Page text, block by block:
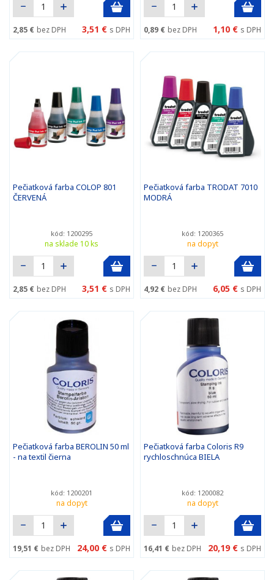
2,85 € bez DPH 3,51 € s DPH 0,89 € bez DPH 1,10 € s DPH
Pečiatková farba COLOP 801
ČERVENÁ
kód: 1200295
na sklade 10 ks
2,85 € bez DPH 3,51 € s DPH
Pečiatková farba TRODAT 7010
MODRÁ
kód: 1200365
na dopyt
4,92 € bez DPH 6,05 € s DPH
Pečiatková farba BEROLIN 50 ml
- na textil čierna
kód: 1200201
na dopyt
19,51 € bez DPH 24,00 € s DPH
Pečiatková farba Coloris R9
rychloschnúca BIELA
kód: 1200082
na dopyt
16,41 € bez DPH 20,19 € s DPH